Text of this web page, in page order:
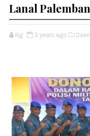
Lanal
Ng 3 years ago